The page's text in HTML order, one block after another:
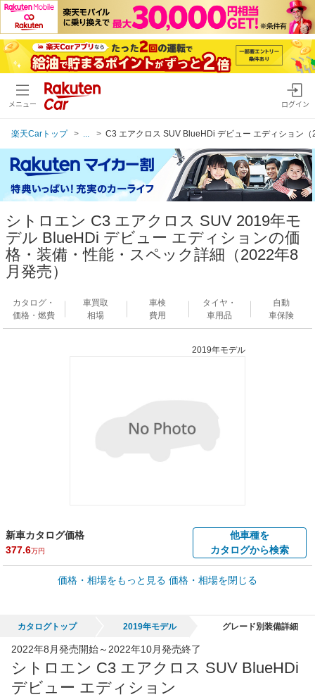
メニュー ログイン
楽天Carトップ C3 エアクロス SUV BlueHDi デビュー エディション
シトロエン C3 エアクロス SUV 2019年モ
デル BlueHDi デビュー エディションの価
格・装備・性能・スペック詳細（2022年8
月発売）
カタログ・
価格・燃費
車買取
相場
車検
費用
タイヤ・
車用品
自動
車保険
2019年モデル
新車カタログ価格
377.6万円
他車種を
カタログから検索
車買取価格 *
車買取相場
65,050円
*当該価格は車種別の価格となります。
価格・相場をもっと見る 価格・相場を閉じる
カタログトップ 2019年モデル グレード別装備詳細
2022年8月発売開始～2022年10月発売終了
シトロエン C3 エアクロス SUV BlueHDi
デビュー エディション